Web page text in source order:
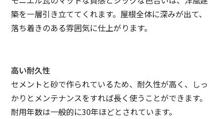
築を一層引き立ててくれます。屋根全体に深みが出て、
落ち着きのある雰囲気に仕上がります。
高い耐久性
セメントと砂で作られているため、耐久性が高く、しっ
かりとメンテナンスをすれば長く使うことができます。
耐用年数は一般的に30年ほどとされています。